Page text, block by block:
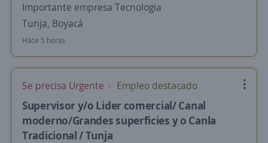
Importante empresa Tecnologia
Tunja, Boyacá
Hace 5 horas
Se precisa Urgente Empleo destacado
Supervisor y/o Lider comercial/ Canal
moderno/Grandes superficies y o Canla
Tradicional / Tunja